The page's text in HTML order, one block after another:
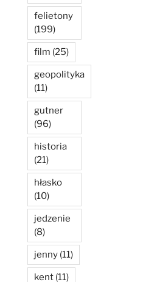
felietony
(199)
film (25)
geopolityka
(11)
gutner
(96)
historia
(21)
hłasko
(10)
jedzenie
(8)
jenny (11)
kent (11)